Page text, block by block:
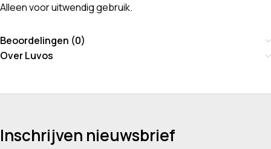
Alleen voor uitwendig gebruik.
Beoordelingen (0)
Over Luvos
Inschrijven nieuwsbrief